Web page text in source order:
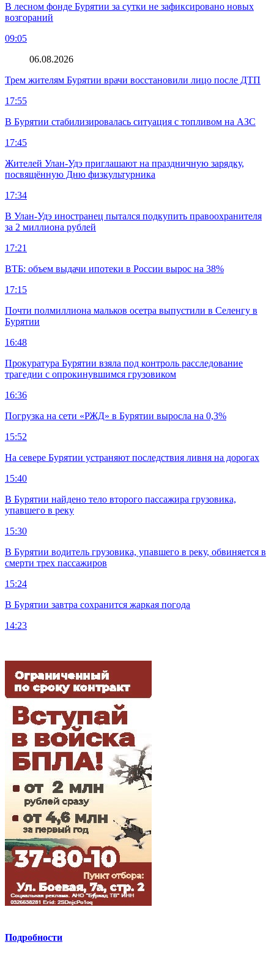
В лесном фонде Бурятии за сутки не зафиксировано новых
возгораний
09:05
06.08.2026
Трем жителям Бурятии врачи восстановили лицо после ДТП
17:55
В Бурятии стабилизировалась ситуация с топливом на АЗС
17:45
Жителей Улан-Удэ приглашают на праздничную зарядку,
посвящённую Дню физкультурника
17:34
В Улан-Удэ иностранец пытался подкупить правоохранителя
за 2 миллиона рублей
17:21
ВТБ: объем выдачи ипотеки в России вырос на 38%
17:15
Почти полмиллиона мальков осетра выпустили в Селенгу в
Бурятии
16:48
Прокуратура Бурятии взяла под контроль расследование
трагедии с опрокинувшимся грузовиком
16:36
Погрузка на сети «РЖД» в Бурятии выросла на 0,3%
15:52
На севере Бурятии устраняют последствия ливня на дорогах
15:40
В Бурятии найдено тело второго пассажира грузовика,
упавшего в реку
15:30
В Бурятии водитель грузовика, упавшего в реку, обвиняется в
смерти трех пассажиров
15:24
В Бурятии завтра сохранится жаркая погода
14:23
Подробности